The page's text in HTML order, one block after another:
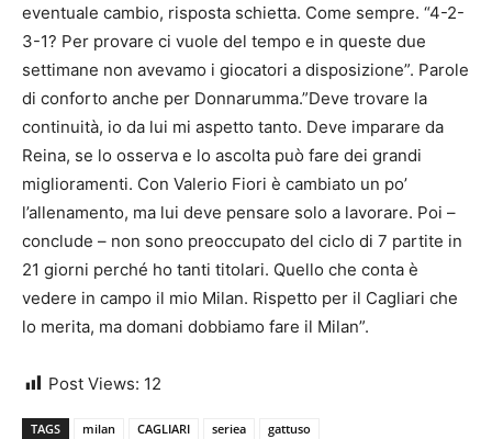
eventuale cambio, risposta schietta. Come sempre. “4-2-
3-1? Per provare ci vuole del tempo e in queste due
settimane non avevamo i giocatori a disposizione”. Parole
di conforto anche per Donnarumma.”Deve trovare la
continuità, io da lui mi aspetto tanto. Deve imparare da
Reina, se lo osserva e lo ascolta può fare dei grandi
miglioramenti. Con Valerio Fiori è cambiato un po’
l’allenamento, ma lui deve pensare solo a lavorare. Poi –
conclude – non sono preoccupato del ciclo di 7 partite in
21 giorni perché ho tanti titolari. Quello che conta è
vedere in campo il mio Milan. Rispetto per il Cagliari che
lo merita, ma domani dobbiamo fare il Milan”.
Post Views: 12
TAGS milan CAGLIARI seriea gattuso